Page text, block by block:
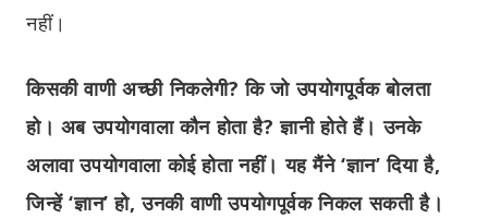
नहीं।
किसकी वाणी अच्छी निकलेगी? कि जो उपयोगपूर्वक बोलता
हो। अब उपयोगवाला कौन होता है? ज्ञानी होते हैं। उनके
अलावा उपयोगवाला कोई होता नहीं। यह मैंने ‘ज्ञान’ दिया है,
जिन्हें ‘ज्ञान’ हो, उनकी वाणी उपयोगपूर्वक निकल सकती है।